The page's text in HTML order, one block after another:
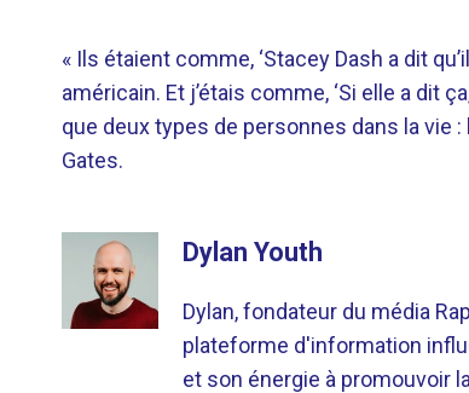
« Ils étaient comme, ‘Stacey Dash a dit
américain. Et j’étais comme, ‘Si elle a dit
que deux types de personnes dans la vie
Gates.
Dylan Youth
Dylan, fondateur du média
plateforme d'information
et son énergie à promouvoir